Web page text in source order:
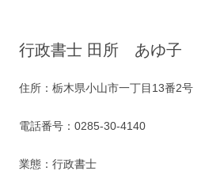
行政書士 田所 あゆ子
住所：栃木県小山市一丁目13番2号
電話番号：0285-30-4140
業態：行政書士